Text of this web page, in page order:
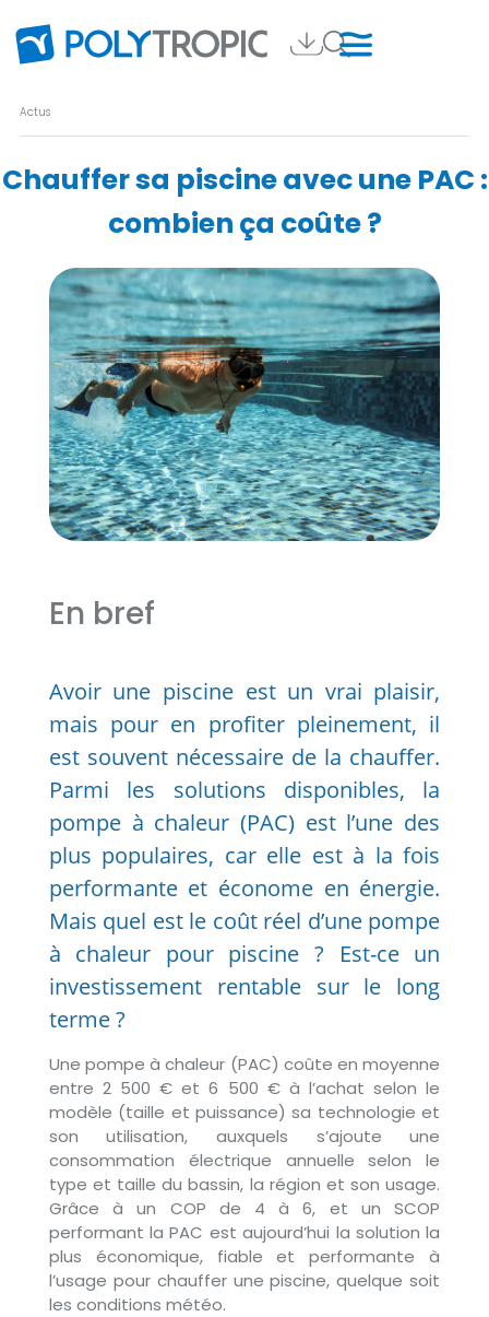
Actus
Chauffer sa piscine avec une PAC :
combien ça coûte ?
En bref
Avoir une piscine est un vrai plaisir,
mais pour en profiter pleinement, il
est souvent nécessaire de la chauffer.
Parmi les solutions disponibles, la
pompe à chaleur (PAC) est l’une des
plus populaires, car elle est à la fois
performante et économe en énergie.
Mais quel est le coût réel d’une pompe
à chaleur pour piscine ? Est-ce un
investissement rentable sur le long
terme ?
Une pompe à chaleur (PAC) coûte en moyenne
entre 2 500 € et 6 500 € à l’achat selon le
modèle (taille et puissance) sa technologie et
son utilisation, auxquels s’ajoute une
consommation électrique annuelle selon le
type et taille du bassin, la région et son usage.
Grâce à un COP de 4 à 6, et un SCOP
performant la PAC est aujourd’hui la solution la
plus économique, fiable et performante à
l’usage pour chauffer une piscine, quelque soit
les conditions météo.